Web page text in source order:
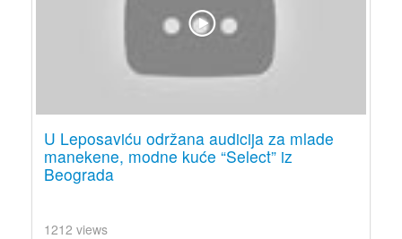
U Leposaviću održana audicija za mlade
manekene, modne kuće “Select” iz
Beograda
1212 views